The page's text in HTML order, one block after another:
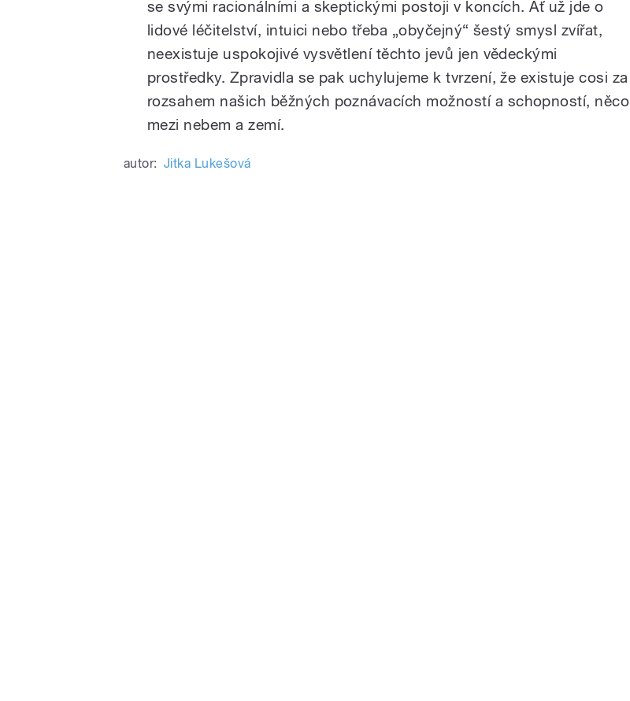
se svými racionálními a skeptickými postoji v koncích. Ať už jde o
lidové léčitelství, intuici nebo třeba „obyčejný“ šestý smysl zvířat,
neexistuje uspokojivé vysvětlení těchto jevů jen vědeckými
prostředky. Zpravidla se pak uchylujeme k tvrzení, že existuje cosi za
rozsahem našich běžných poznávacích možností a schopností, něco
mezi nebem a zemí.
autor: Jitka Lukešová